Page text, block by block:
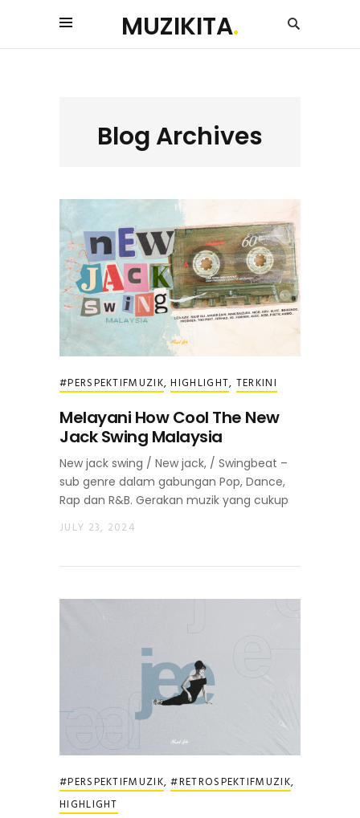
MUZIKITA.
Blog Archives
#PERSPEKTIFMUZIK,HIGHLIGHT, TERKINI
Melayani How Cool The New
Jack Swing Malaysia
New jack swing / New jack, / Swingbeat –
sub genre dalam gabungan Pop, Dance,
Rap dan R&B. Gerakan muzik yang cukup
JULY 23, 2024
#PERSPEKTIFMUZIK,#RETROSPEKTIFMUZIK,
HIGHLIGHT